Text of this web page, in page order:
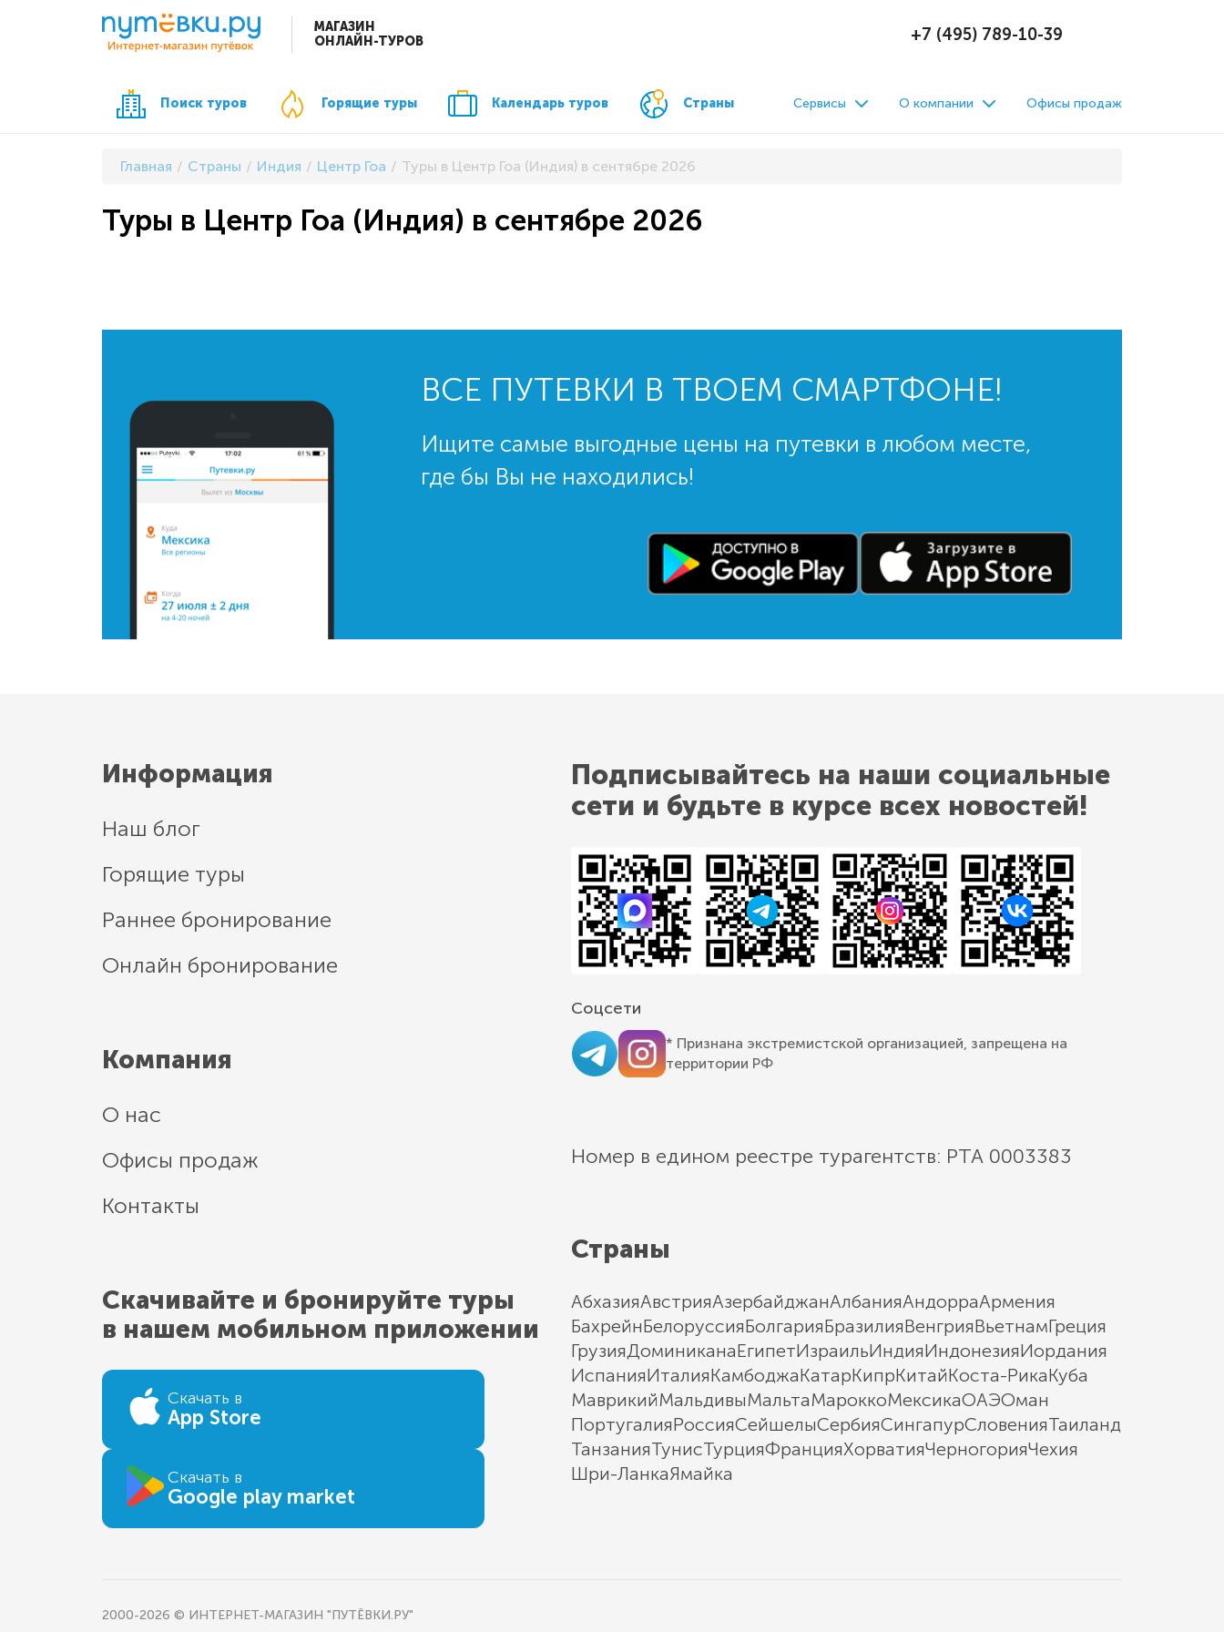
МАГАЗИН
ОНЛАЙН-ТУРОВ
+7 (495) 789-10-39
Поиск туров Горящие туры Календарь туров Страны Сервисы О компании Офисы продаж
Главная Страны Индия Центр Гоа Туры в Центр Гоа (Индия) в сентябре 2026
Туры в Центр Гоа (Индия) в сентябре 2026
ВСЕ ПУТЕВКИ В ТВОЕМ СМАРТФОНЕ!
Ищите самые выгодные цены на путевки в любом месте,
где бы Вы не находились!
Информация
Наш блог
Горящие туры
Раннее бронирование
Онлайн бронирование
Компания
О нас
Офисы продаж
Контакты
Скачивайте и бронируйте туры
в нашем мобильном приложении
Скачать в
App Store
Скачать в
Google play market
Подписывайтесь на наши социальные
сети и будьте в курсе всех новостей!
Соцсети
* Признана экстремистской организацией, запрещена на
территории РФ
Номер в едином реестре турагентств: РТА 0003383
Страны
АбхазияАвстрияАзербайджанАлбанияАндорраАрмения
БахрейнБелоруссияБолгарияБразилияВенгрияВьетнамГреция
ГрузияДоминиканаЕгипетИзраильИндияИндонезияИордания
ИспанияИталияКамбоджаКатарКипрКитайКоста-РикаКуба
МаврикийМальдивыМальтаМароккоМексикаОАЭОман
ПортугалияРоссияСейшелыСербияСингапурСловенияТаиланд
ТанзанияТунисТурцияФранцияХорватияЧерногорияЧехия
Шри-ЛанкаЯмайка
2000-2026 © ИНТЕРНЕТ-МАГАЗИН "ПУТЁВКИ.РУ"